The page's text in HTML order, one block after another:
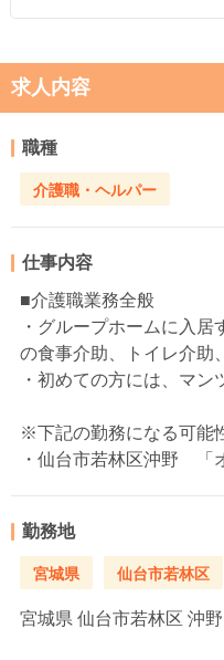
求人内容
職種
介護職・ヘルパー
仕事内容
■介護職業務全般
・グループホームに入
の食事介助、トイレ介助
・初めての方には、マン
※下記の勤務になる可能
・仙台市若林区沖野 「
勤務地
宮城県 仙台市若林区
宮城県 仙台市若林区 沖野